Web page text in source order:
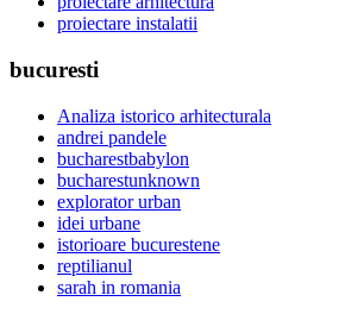
proiectare instalatii
bucuresti
Analiza istorico arhitecturala
andrei pandele
bucharestbabylon
bucharestunknown
explorator urban
idei urbane
istorioare bucurestene
reptilianul
sarah in romania